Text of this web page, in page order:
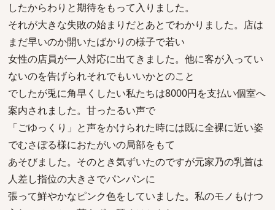
したからわりと期待をもって入りました。
それが大きな失敗の始まりだとあとでわかりました。店は
まだ早いのか開いたばかりの様子で若い
女性の店員が一人対応に出てきました。他に客が入ってい
ないのを告げられそれでもいいかとのこと
でしたが兎に角早くしたい私たちは8000円を支払い個室へ
案内されました。甘ったるい声で
「ごゆっくり」と声をかけられた時には既に全裸に近い姿
でむさぼる様におたがいの局部をもて
あそびました。そのとき気ずいたのですが元家乃の乳首は
人差し指位の大きさでパンパンに
張って鮮やかなピンク色をしていました。私のモノもけつ